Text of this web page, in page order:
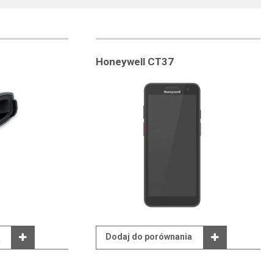
Honeywell CT37
Dodaj do porównania